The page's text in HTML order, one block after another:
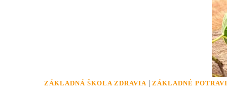
ZÁKLADNÁ ŠKOLA ZDRAVIA | ZÁKLADNÉ